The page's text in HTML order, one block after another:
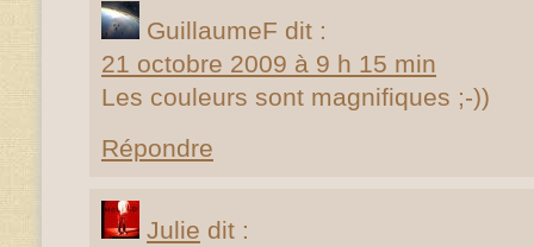
GuillaumeF dit :
21 octobre 2009 à 9 h 15 min
Les couleurs sont magnifiques ;-))
Répondre
Julie dit :